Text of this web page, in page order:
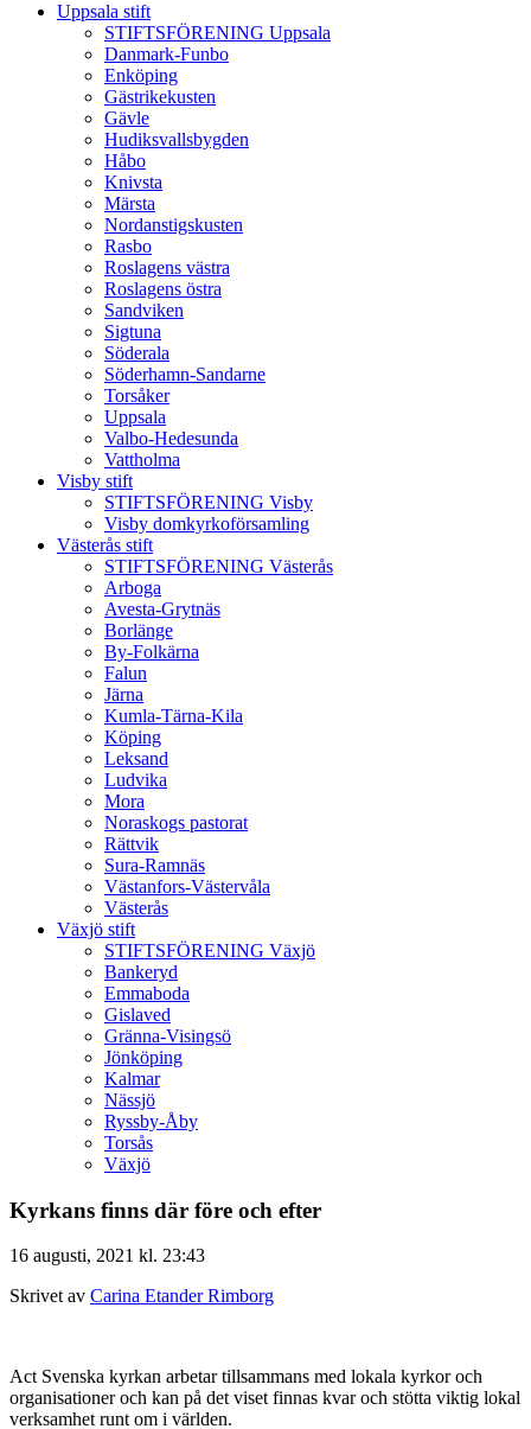
Uppsala stift
STIFTSFÖRENING Uppsala
Danmark-Funbo
Enköping
Gästrikekusten
Gävle
Hudiksvallsbygden
Håbo
Knivsta
Märsta
Nordanstigskusten
Rasbo
Roslagens västra
Roslagens östra
Sandviken
Sigtuna
Söderala
Söderhamn-Sandarne
Torsåker
Uppsala
Valbo-Hedesunda
Vattholma
Visby stift
STIFTSFÖRENING Visby
Visby domkyrkoförsamling
Västerås stift
STIFTSFÖRENING Västerås
Arboga
Avesta-Grytnäs
Borlänge
By-Folkärna
Falun
Järna
Kumla-Tärna-Kila
Köping
Leksand
Ludvika
Mora
Noraskogs pastorat
Rättvik
Sura-Ramnäs
Västanfors-Västervåla
Västerås
Växjö stift
STIFTSFÖRENING Växjö
Bankeryd
Emmaboda
Gislaved
Gränna-Visingsö
Jönköping
Kalmar
Nässjö
Ryssby-Åby
Torsås
Växjö
Kyrkans finns där före och efter
16 augusti, 2021 kl. 23:43
Skrivet av Carina Etander Rimborg
Act Svenska kyrkan arbetar tillsammans med lokala kyrkor och
organisationer och kan på det viset finnas kvar och stötta viktig lokal
verksamhet runt om i världen.